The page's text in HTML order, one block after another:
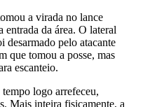
a virada no lance
entrada da área. O lateral
desarmado pelo atacante
que tomou a posse, mas
escanteio.
logo arrefeceu,
Mais inteira fisicamente, a